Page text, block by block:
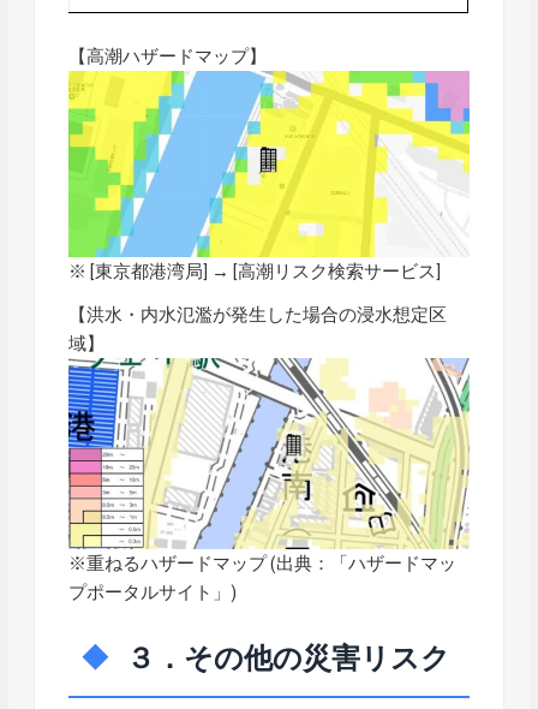
【高潮ハザードマップ】
※ [東京都港湾局] → [高潮リスク検索サービス
【洪水・内水氾濫が発生した場合の浸水想定区
域】
※重ねるハザードマップ (出典：「ハザードマッ
プポータルサイト 」)
３．その他の災害リスク